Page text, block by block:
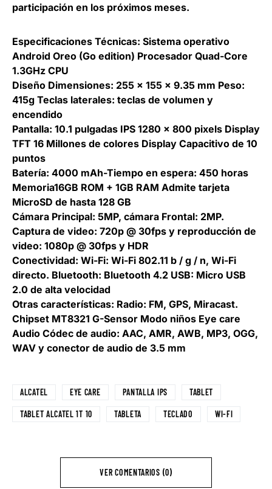
participación en los próximos meses.
Especificaciones Técnicas: Sistema operativo
Android Oreo (Go edition) Procesador Quad-Core
1.3GHz CPU
Diseño Dimensiones: 255 x 155 x 9.35 mm Peso:
415g Teclas laterales: teclas de volumen y
encendido
Pantalla: 10.1 pulgadas IPS 1280 x 800 pixels Display
TFT 16 Millones de colores Display Capacitivo de 10
puntos
Batería: 4000 mAh-Tiempo en espera: 450 horas
Memoria16GB ROM + 1GB RAM Admite tarjeta
MicroSD de hasta 128 GB
Cámara Principal: 5MP, cámara Frontal: 2MP.
Captura de video: 720p @ 30fps y reproducción de
video: 1080p @ 30fps y HDR
Conectividad: Wi-Fi: Wi-Fi 802.11 b / g / n, Wi-Fi
directo. Bluetooth: Bluetooth 4.2 USB: Micro USB
2.0 de alta velocidad
Otras características: Radio: FM, GPS, Miracast.
Chipset MT8321 G-Sensor Modo niños Eye care
Audio Códec de audio: AAC, AMR, AWB, MP3, OGG,
WAV y conector de audio de 3.5 mm
ALCATEL EYE CARE PANTALLA IPS TABLET
TABLET ALCATEL 1T 10 TABLETA TECLADO WI-FI
VER COMENTARIOS (0)